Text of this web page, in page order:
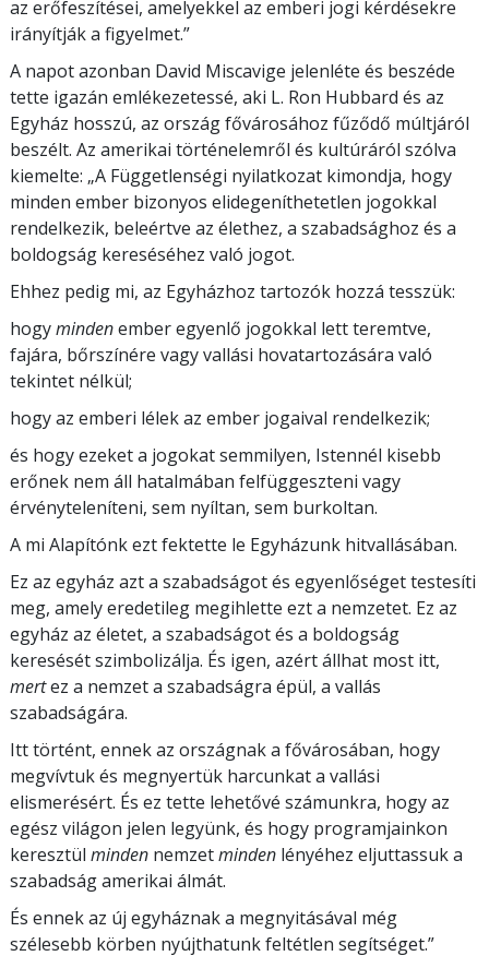
az erőfeszítései, amelyekkel az emberi jogi kérdésekre
irányítják a figyelmet.”
A napot azonban David Miscavige jelenléte és beszéde
tette igazán emlékezetessé, aki L. Ron Hubbard és az
Egyház hosszú, az ország fővárosához fűződő múltjáról
beszélt. Az amerikai történelemről és kultúráról szólva
kiemelte: „A Függetlenségi nyilatkozat kimondja, hogy
minden ember bizonyos elidegeníthetetlen jogokkal
rendelkezik, beleértve az élethez, a szabadsághoz és a
boldogság kereséséhez való jogot.
Ehhez pedig mi, az Egyházhoz tartozók hozzá tesszük:
hogymindenember egyenlő jogokkal lett teremtve,
fajára, bőrszínére vagy vallási hovatartozására való
tekintet nélkül;
hogy az emberi lélek az ember jogaival rendelkezik;
és hogy ezeket a jogokat semmilyen, Istennél kisebb
erőnek nem áll hatalmában felfüggeszteni vagy
érvényteleníteni, sem nyíltan, sem burkoltan.
A mi Alapítónk ezt fektette le Egyházunk hitvallásában.
Ez az egyház azt a szabadságot és egyenlőséget testesíti
meg, amely eredetileg megihlette ezt a nemzetet. Ez az
egyház az életet, a szabadságot és a boldogság
keresését szimbolizálja. És igen, azért állhat most itt,
mertez a nemzet a szabadságra épül, a vallás
szabadságára.
Itt történt, ennek az országnak a fővárosában, hogy
megvívtuk és megnyertük harcunkat a vallási
elismerésért. És ez tette lehetővé számunkra, hogy az
egész világon jelen legyünk, és hogy programjainkon
keresztül minden nemzetminden lényéhez eljuttassuk a
szabadság amerikai álmát.
És ennek az új egyháznak a megnyitásával még
szélesebb körben nyújthatunk feltétlen segítséget.”